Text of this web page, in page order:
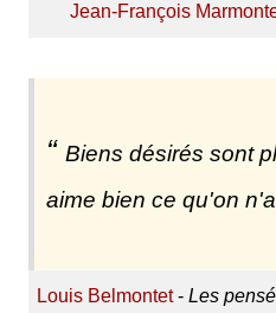
Jean-François
Biens désirés sont
aime bien ce qu'on
Louis Belmontet- Les